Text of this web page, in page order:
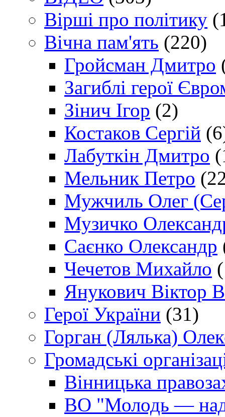
Вірші про політику
Вічна пам'ять (220)
Гройсман Дмитро
Загиблі герої
Зінич Ігор (2)
Костаков Сергій
Лабуткін Дмитро
Мельник Петро
Мужчиль Олег
Музичко
Саєнко Олександр
Чечетов Михайло
Янукович Віктор
Герої України (31)
Горган (Лялька)
Громадські
Вінницька
ВО "Молодь —